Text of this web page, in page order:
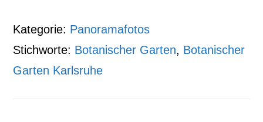
Kategorie: Panoramafotos
Stichworte: Botanischer Garten, Botanischer
Garten Karlsruhe